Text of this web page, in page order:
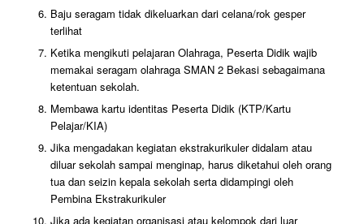
Baju seragam tidak dikeluarkan dari celana/rok gesper
terlihat
Ketika mengikuti pelajaran Olahraga, Peserta Didik wajib
memakai seragam olahraga SMAN 2 Bekasi sebagaimana
ketentuan sekolah.
Membawa kartu identitas Peserta Didik (KTP/Kartu
Pelajar/KIA)
Jika mengadakan kegiatan ekstrakurikuler didalam atau
diluar sekolah sampai menginap, harus diketahui oleh orang
tua dan seizin kepala sekolah serta didampingi oleh
Pembina Ekstrakurikuler
Jika ada kegiatan organisasi atau kelompok dari luar